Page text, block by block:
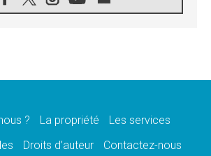
de paix et de dignité humaine»
visite du Pape en Uruguay renforcera
? La propriété
Les services
Droits d’auteur Contactez-nous